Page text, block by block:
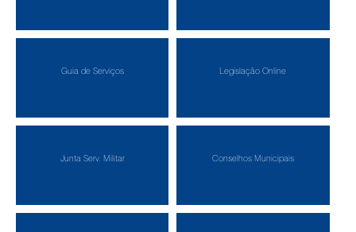
Guia de Serviços Legislação Online
Junta Serv. Militar Conselhos Municipais